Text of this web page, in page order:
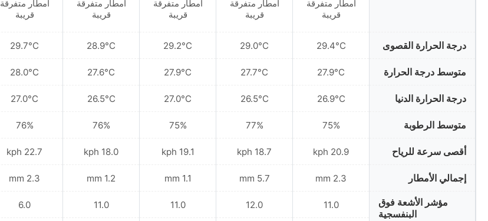
درجة الحرارة القصوى
متوسط درجة الحرارة
درجة الحرارة الدنيا
متوسط الرطوبة
أقصى سرعة للرياح
إجمالي الأمطار
مؤشر الأشعة فوق
البنفسجية
أمطار متفرقة
قريبة
29.4°C
27.9°C
26.9°C
75%
20.9 kph
2.3 mm
11.0
أمطار متفرقة
قريبة
29.0°C
27.7°C
26.5°C
77%
18.7 kph
5.7 mm
12.0
أمطار متفرقة
قريبة
29.2°C
27.9°C
27.0°C
75%
19.1 kph
1.1 mm
11.0
أمطار متفرقة
قريبة
28.9°C
27.6°C
26.5°C
76%
18.0 kph
1.2 mm
11.0
أمطار متفرقة
قريبة
29.7°C
28.0°C
27.0°C
76%
22.7 kph
2.3 mm
6.0